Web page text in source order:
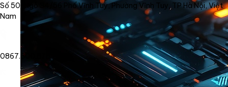
Số 50, Ngõ 34/56 Phố Vĩnh Tuy, Phường Vĩnh Tuy, TP Hà Nội, Việt
Nam
0867.800.878